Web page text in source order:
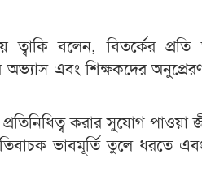
ত্বাকি বলেন, বিতর্কের
অভ্যাস এবং শিক্ষকদের
প্রতিনিধিত্ব করার সুযোগ
ভাবমূর্তি তুলে ধরতে